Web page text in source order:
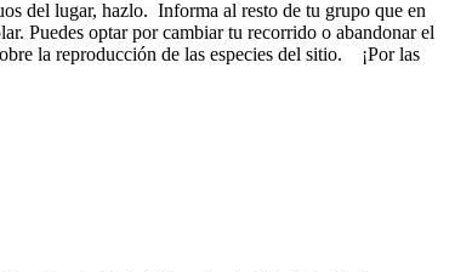
del lugar, hazlo. Informa al resto de tu grupo que en
Puedes optar por cambiar tu recorrido o abandonar el
la reproducción de las especies del sitio. ¡Por las